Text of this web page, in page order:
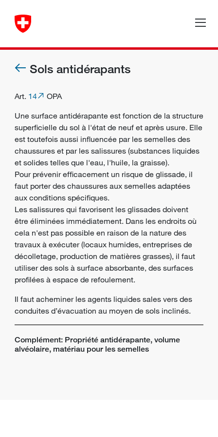
Sols antidérapants
Art. 14
OPA
Une surface antidérapante est fonction de la structure
superficielle du sol à l'état de neuf et après usure. Elle
est toutefois aussi influencée par les semelles des
chaussures et par les salissures (substances liquides
et solides telles que l'eau, l'huile, la graisse).
Pour prévenir efficacement un risque de glissade, il
faut porter des chaussures aux semelles adaptées
aux conditions spécifiques.
Les salissures qui favorisent les glissades doivent
être éliminées immédiatement. Dans les endroits où
cela n'est pas possible en raison de la nature des
travaux à exécuter (locaux humides, entreprises de
décolletage, production de matières grasses), il faut
utiliser des sols à surface absorbante, des surfaces
profilées à espace de refoulement.
Il faut acheminer les agents liquides sales vers des
conduites d’évacuation au moyen de sols inclinés.
Complément: Propriété antidérapante, volume
alvéolaire, matériau pour les semelles